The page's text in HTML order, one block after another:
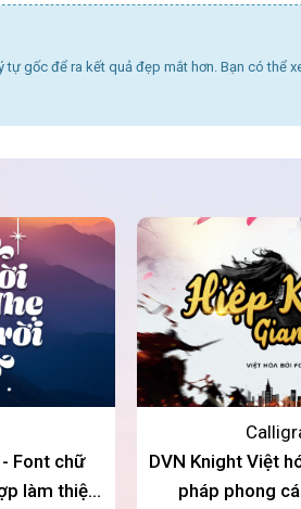
gốc để ra kết quả đẹp mắt hơn. Bạn có thể
Font chữ
làm thiệp
DVN Knight Việt
pháp phong